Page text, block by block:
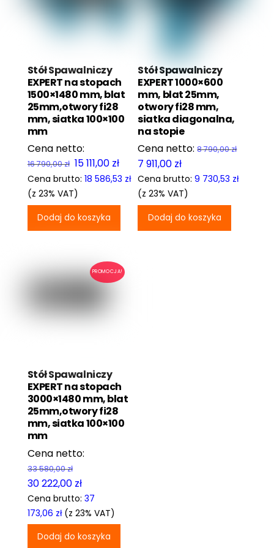
Stół Spawalniczy
EXPERT na stopach
1500×1480 mm, blat
25mm,otwory fi28
mm, siatka 100×100
mm
16 790,00zł Pierwotna
cena
wynosiła:
16
790,00 zł.
15 111,00 złAktualna
cena
wynosi:
15
111,00 zł.
Cena brutto: 18 586,53 zł
(z 23% VAT)
Dodaj do koszyka
Stół Spawalniczy
EXPERT 1000×600
mm, blat 25mm,
otwory fi28 mm,
siatka diagonalna,
na stopie
8 790,00zł
Pierwotna
cena
wynosiła:
8
790,00 zł.
7 911,00 złAktualna
cena
wynosi:
7
911,00 zł.
Cena brutto:9 730,53 zł
(z 23% VAT)
Dodaj do koszyka
PROMOCJA!
Stół Spawalniczy
EXPERT na stopach
3000×1480 mm, blat
25mm,otwory fi28
mm, siatka 100×100
mm
33 580,00zł
cena
wynosiła:
33
580,00 zł.
30 222,00 złAktualna
cena
wynosi:
30
222,00 zł.
Cena brutto: 37
173,06 zł(z 23% VAT)
Dodaj do koszyka